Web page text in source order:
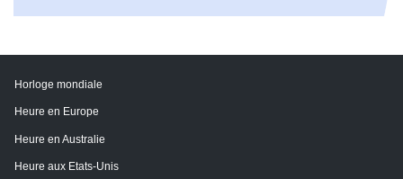
Horloge mondiale
Heure en Europe
Heure en Australie
Heure aux Etats-Unis